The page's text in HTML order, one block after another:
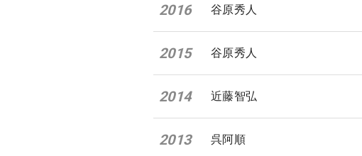
2016 谷原秀人
2015 谷原秀人
2014 近藤智弘
2013 呉阿順